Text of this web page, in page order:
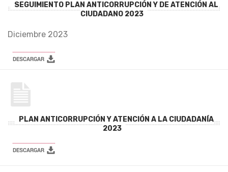
SEGUIMIENTO PLAN ANTICORRUPCIÓN Y DE ATENCIÓN AL
CIUDADANO 2023
Diciembre 2023
PLAN ANTICORRUPCIÓN Y ATENCIÓN A LA CIUDADANÍA
2023